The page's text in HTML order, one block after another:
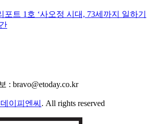
포트 1호 ‘사오정 시대, 73세까지 일하기
: bravo@etoday.co.kr
이피엔씨 . All rights reserved